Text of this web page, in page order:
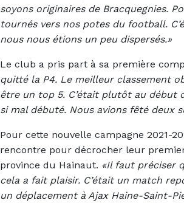
soyons originaires de Bracquegnies.
tournés vers nos potes du football.
nous nous étions un peu dispersés.»
Le club a pris part à sa première
quitté la P4. Le meilleur classement
être un top 5. C’était plutôt au début
si mal débuté. Nous avions fêté deux
Pour cette nouvelle campagne 2021-
rencontre pour décrocher leur
province du Hainaut. «Il faut préciser
cela a fait plaisir. C’était un match
un déplacement à Ajax Haine-Saint-